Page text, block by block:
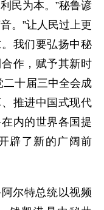
民为本。”秘鲁谚
。”让人民过上更
我们要弘扬中秘
作，赋予其新时
十届三中全会成
推进中国式现代
内的世界各国提
辟了新的广阔前
尔特总统以视频